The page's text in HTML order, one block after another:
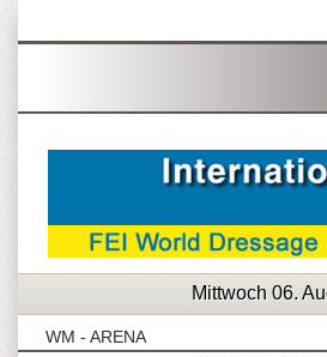
Mittwoch 06.
WM - ARENA